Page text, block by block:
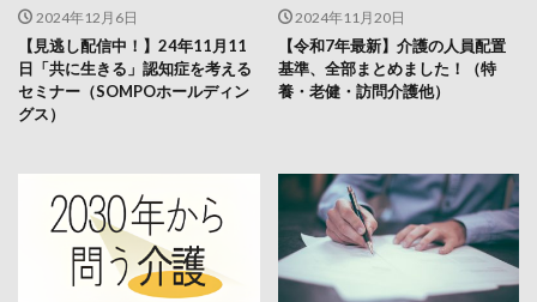
2024年12月6日
【見逃し配信中！】24年11月11
日「共に生きる」認知症を考える
セミナー（SOMPOホールディン
グス）
2024年11月20日
【令和7年最新】介護の人員配置
基準、全部まとめました！（特
養・老健・訪問介護他）